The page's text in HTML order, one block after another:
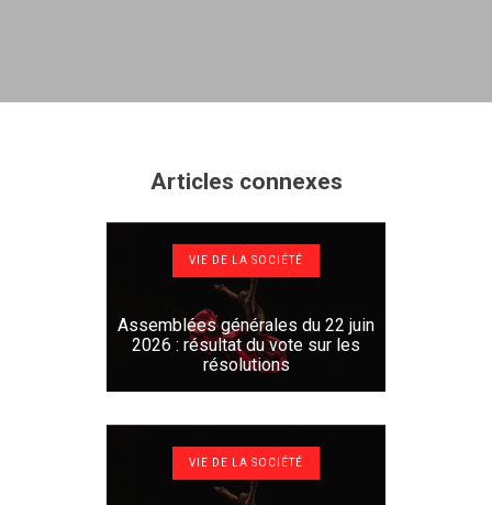
Articles connexes
VIE DE LA SOCIÉTÉ
Assemblées générales du 22 juin
2026 : résultat du vote sur les
résolutions
VIE DE LA SOCIÉTÉ